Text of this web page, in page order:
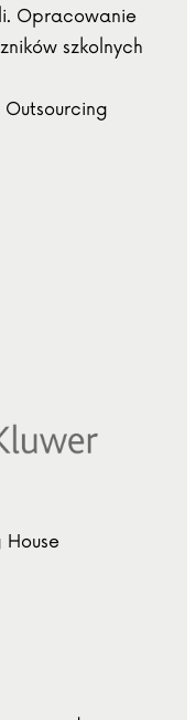
Opracowanie
szkolnych
House